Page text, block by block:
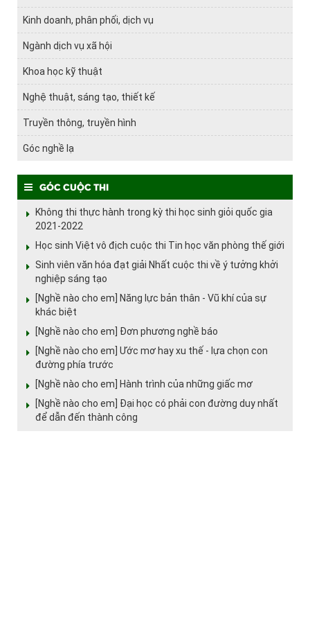
Kinh doanh, phân phối, dịch vụ
Ngành dịch vụ xã hội
Khoa học kỹ thuật
Nghệ thuật, sáng tạo, thiết kế
Truyền thông, truyền hình
Góc nghề lạ
Góc cuộc thi
Không thi thực hành trong kỳ thi học sinh giỏi quốc gia
2021-2022
Học sinh Việt vô địch cuộc thi Tin học văn phòng thế giới
Sinh viên văn hóa đạt giải Nhất cuộc thi về ý tưởng khởi
nghiệp sáng tạo
[Nghề nào cho em] Năng lực bản thân - Vũ khí của sự
khác biệt
[Nghề nào cho em] Đơn phương nghề báo
[Nghề nào cho em] Ước mơ hay xu thế - lựa chọn con
đường phía trước
[Nghề nào cho em] Hành trình của những giấc mơ
[Nghề nào cho em] Đại học có phải con đường duy nhất
để dẫn đến thành công